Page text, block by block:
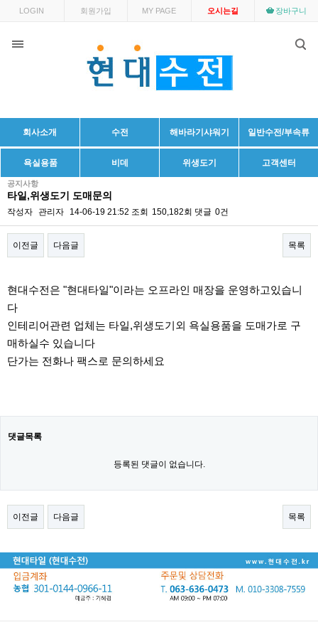
LOGIN 회원가입 MY PAGE 오시는길 장바구니
회사소개 수전 해바라기샤워기 일반수전/부속류
욕실용품 비데 위생도기 고객센터
공지사항
타일,위생도기 도매문의
작성자 관리자 14-06-19 21:52 조회 150,182회 댓글 0건
이전글 다음글 목록
현대수전은 "현대타일"이라는 오프라인 매장을 운영하고있습니
다
인테리어관련 업체는 타일,위생도기외 욕실용품을 도매가로 구
매하실수 있습니다
단가는 전화나 팩스로 문의하세요
댓글목록
등록된 댓글이 없습니다.
이전글 다음글 목록